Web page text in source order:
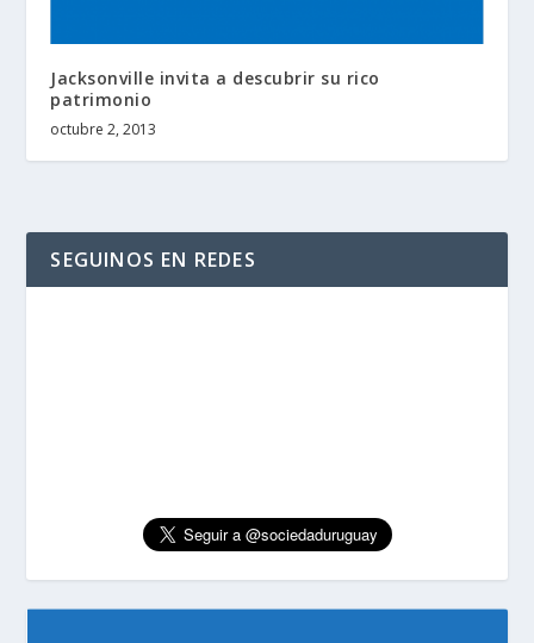
Jacksonville invita a descubrir su rico
patrimonio
octubre 2, 2013
SEGUINOS EN REDES